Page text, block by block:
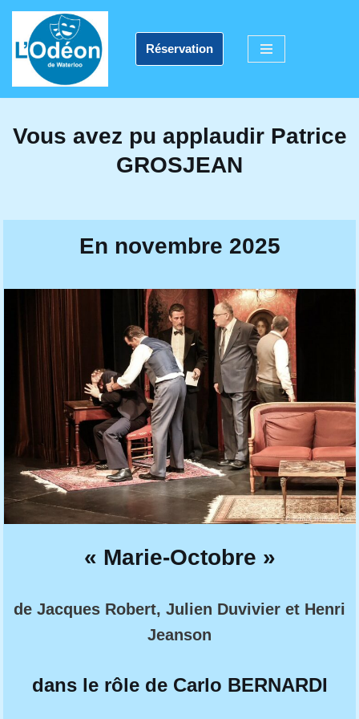
Aller
au
contenu
Réservation
Vous avez pu applaudir Patrice
GROSJEAN
En novembre 2025
« Marie-Octobre »
de Jacques Robert, Julien Duvivier et Henri
Jeanson
dans le rôle de Carlo BERNARDI